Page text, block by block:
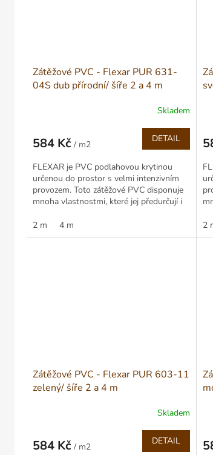
Zátěžové PVC - Flexar PUR 631-
04S dub přírodní/ šíře 2 a 4 m
Skladem
584 Kč / m2
cena:
DETAIL
FLEXAR je PVC podlahovou krytinou
určenou do prostor s velmi intenzivním
provozem. Toto zátěžové PVC disponuje
mnoha vlastnostmi, které jej předurčují i
2 m
4 m
2
Zátěžové PVC - Flexar PUR 603-11
zelený/ šíře 2 a 4 m
Skladem
584 Kč / m2
DETAIL